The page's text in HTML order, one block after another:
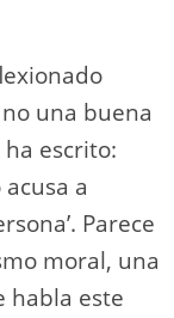
una buena
escrito:
a
Parece
moral, una
habla este